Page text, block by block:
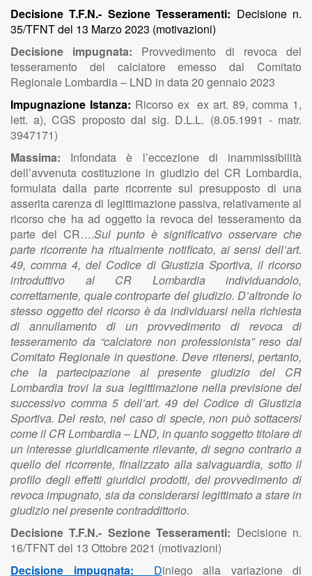
Decisione T.F.N.- Sezione Tesseramenti: Decisione n.
35/TFNT del 13 Marzo 2023 (motivazioni)
Decisione impugnata: Provvedimento di revoca del
tesseramento del calciatore emesso dal Comitato
Regionale Lombardia – LND in data 20 gennaio 2023
Impugnazione Istanza: Ricorso ex ex art. 89, comma 1,
lett. a), CGS proposto dal sig. D.L.L. (8.05.1991 - matr.
3947171)
Massima: Infondata è l’eccezione di inammissibilità
dell’avvenuta costituzione in giudizio del CR Lombardia,
formulata dalla parte ricorrente sul presupposto di una
asserita carenza di legittimazione passiva, relativamente al
ricorso che ha ad oggetto la revoca del tesseramento da
parte del CR….Sul punto è significativo osservare che
parte ricorrente ha ritualmente notificato, ai sensi dell’art.
49, comma 4, del Codice di Giustizia Sportiva, il ricorso
introduttivo al CR Lombardia individuandolo,
correttamente, quale controparte del giudizio. D’altronde lo
stesso oggetto del ricorso è da individuarsi nella richiesta
di annullamento di un provvedimento di revoca di
tesseramento da “calciatore non professionista” reso dal
Comitato Regionale in questione. Deve ritenersi, pertanto,
che la partecipazione al presente giudizio del CR
Lombardia trovi la sua legittimazione nella previsione del
successivo comma 5 dell’art. 49 del Codice di Giustizia
Sportiva. Del resto, nel caso di specie, non può sottacersi
come il CR Lombardia – LND, in quanto soggetto titolare di
un interesse giuridicamente rilevante, di segno contrario a
quello del ricorrente, finalizzato alla salvaguardia, sotto il
profilo degli effetti giuridici prodotti, del provvedimento di
revoca impugnato, sia da considerarsi legittimato a stare in
giudizio nel presente contraddittorio.
Decisione T.F.N.- Sezione Tesseramenti: Decisione n.
16/TFNT del 13 Ottobre 2021 (motivazioni)
Decisione impugnata: Diniego alla variazione di